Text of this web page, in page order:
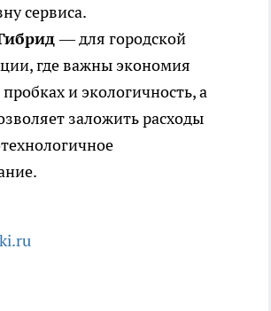
сервиса.
— для городской
где важны экономия
и экологичность, а
заложить расходы